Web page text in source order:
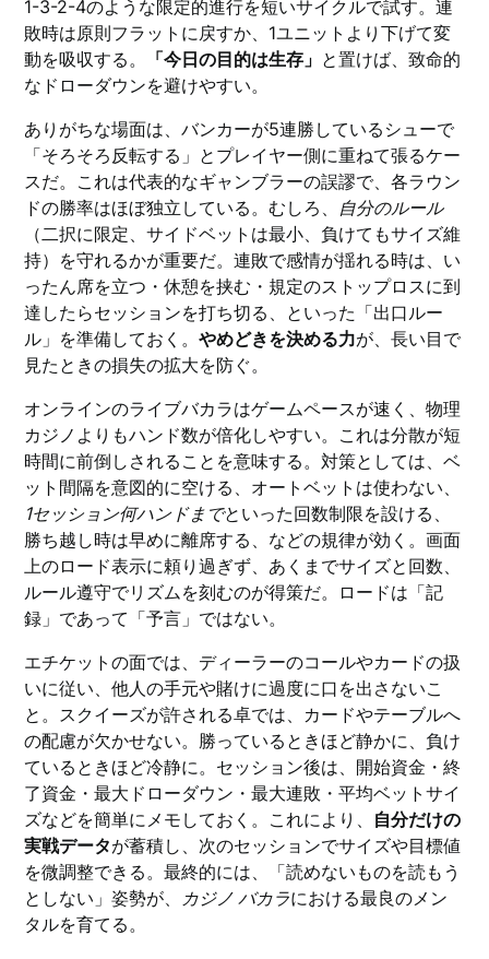
1-3-2-4のような限定的進行を短いサイクルで試す。連
敗時は原則フラットに戻すか、1ユニットより下げて変
動を吸収する。
「今日の目的は生存」 と置けば、致命的
なドローダウンを避けやすい。
ありがちな場面は、バンカーが5連勝しているシューで
「そろそろ反転する」とプレイヤー側に重ねて張るケー
スだ。これは代表的なギャンブラーの誤謬で、各ラウン
ドの勝率はほぼ独立している。むしろ、 自分のルール
（二択に限定、サイドベットは最小、負けてもサイズ維
持）を守れるかが重要だ。連敗で感情が揺れる時は、い
ったん席を立つ・休憩を挟む・規定のストップロスに到
達したらセッションを打ち切る、といった「出口ルー
ル」を準備しておく。やめどきを決める力が、長い目で
見たときの損失の拡大を防ぐ。
オンラインのライブバカラはゲームペースが速く、物理
カジノよりもハンド数が倍化しやすい。これは分散が短
時間に前倒しされることを意味する。対策としては、ベ
ット間隔を意図的に空ける、オートベットは使わない、
1セッション何ハンドまでといった回数制限を設ける、
勝ち越し時は早めに離席する、などの規律が効く。画面
上のロード表示に頼り過ぎず、あくまでサイズと回数、
ルール遵守でリズムを刻むのが得策だ。ロードは「記
録」であって「予言」ではない。
エチケットの面では、ディーラーのコールやカードの扱
いに従い、他人の手元や賭けに過度に口を出さないこ
と。スクイーズが許される卓では、カードやテーブルへ
の配慮が欠かせない。勝っているときほど静かに、負け
ているときほど冷静に。セッション後は、開始資金・終
了資金・最大ドローダウン・最大連敗・平均ベットサイ
ズなどを簡単にメモしておく。これにより、 自分だけの
実戦データが蓄積し、次のセッションでサイズや目標値
を微調整できる。最終的には、「読めないものを読もう
としない」姿勢が、
カジノ バカラにおける最良のメン
タルを育てる。